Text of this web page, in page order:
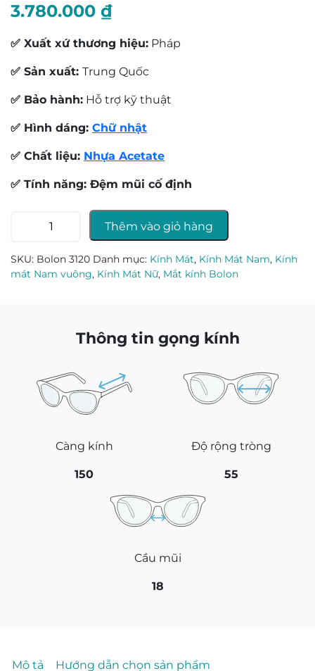
3.780.000 ₫
✅ Xuất xứ thương hiệu: Pháp
✅ Sản xuất: Trung Quốc
✅ Bảo hành: Hỗ trợ kỹ thuật
✅ Hình dáng: Chữ nhật
✅ Chất liệu: Nhựa Acetate
✅ Tính năng: Đệm mũi cố định
3120
số
Thêm vào giỏ hàng
SKU: Bolon 3120 Danh mục: Kính Mát, Kính Mát Nam, Kính
mát Nam vuông, Kính Mát Nữ, Mắt kính Bolon
Thông tin gọng kính
Càng kính
150
Độ rộng tròng
55
Cầu mũi
18
Mô tả Hướng dẫn chọn sản phẩm